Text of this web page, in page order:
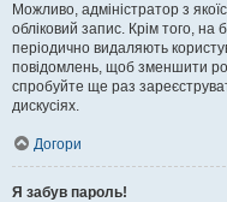
Можливо, адміністратор з
обліковий запис. Крім того, на
періодично видаляють
повідомлень, щоб зменшити
спробуйте ще раз
дискусіях.
Догори
Я забув пароль!